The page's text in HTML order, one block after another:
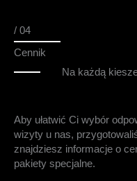
/ 04
Cennik
Na każdą
Aby ułatwić Ci wybór
wizyty u nas,
znajdziesz informacje o
pakiety specjalne.